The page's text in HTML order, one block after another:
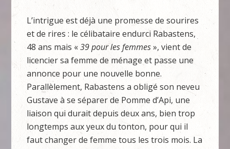
L’intrigue est déjà une promesse de sourires
et de rires : le célibataire endurci Rabastens,
48 ans mais «39 pour les femmes», vient de
licencier sa femme de ménage et passe une
annonce pour une nouvelle bonne.
Parallèlement, Rabastens a obligé son neveu
Gustave à se séparer de Pomme d’Api, une
liaison qui durait depuis deux ans, bien trop
longtemps aux yeux du tonton, pour qui il
faut changer de femme tous les trois mois. La